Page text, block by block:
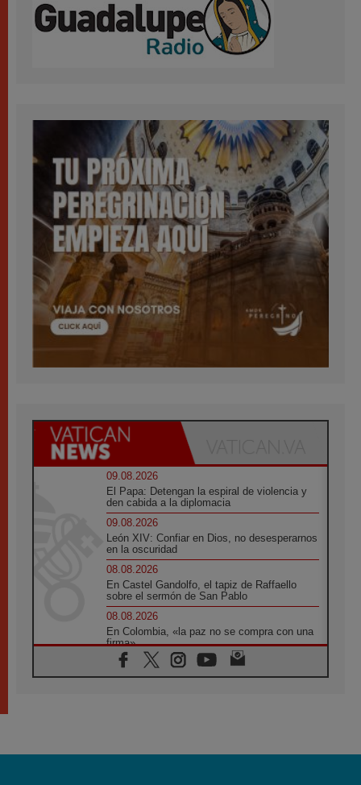
09.08.2026
El Papa: Detengan la espiral de violencia y
den cabida a la diplomacia
09.08.2026
León XIV: Confiar en Dios, no desesperarnos
en la oscuridad
08.08.2026
En Castel Gandolfo, el tapiz de Raffaello
sobre el sermón de San Pablo
08.08.2026
En Colombia, «la paz no se compra con una
firma»
08.08.2026
En Venezuela celebraron los 416 años del
08.08.2026